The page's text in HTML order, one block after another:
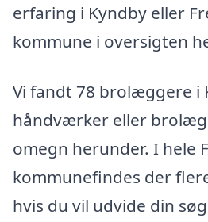
erfaring i Kyndby eller
kommune i oversigten
Vi fandt 78 brolæggere i
håndværker eller
omegn herunder. I hele
kommunefindes der
hvis du vil udvide din